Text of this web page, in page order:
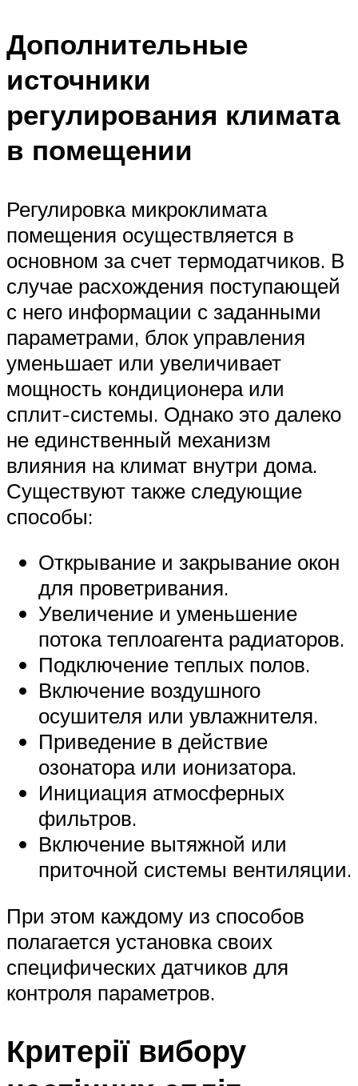
Дополнительные
источники
регулирования климата
в помещении
Регулировка микроклимата
помещения осуществляется в
основном за счет термодатчиков. В
случае расхождения поступающей
с него информации с заданными
параметрами, блок управления
уменьшает или увеличивает
мощность кондиционера или
сплит-системы. Однако это далеко
не единственный механизм
влияния на климат внутри дома.
Существуют также следующие
способы:
Открывание и закрывание окон
для проветривания.
Увеличение и уменьшение
потока теплоагента радиаторов.
Подключение теплых полов.
Включение воздушного
осушителя или увлажнителя.
Приведение в действие
озонатора или ионизатора.
Инициация атмосферных
фильтров.
Включение вытяжной или
приточной системы вентиляции.
При этом каждому из способов
полагается установка своих
специфических датчиков для
контроля параметров.
Критерії вибору